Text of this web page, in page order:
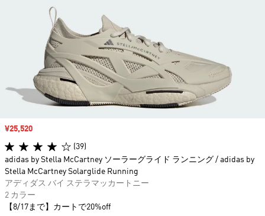
セール価格
¥25,520
(39)
adidas by Stella McCartney ソーラーグライド ランニング / adidas by
Stella McCartney Solarglide Running
アディダス バイ ステラマッカートニー
2 カラー
【8/17まで】カートで20%off